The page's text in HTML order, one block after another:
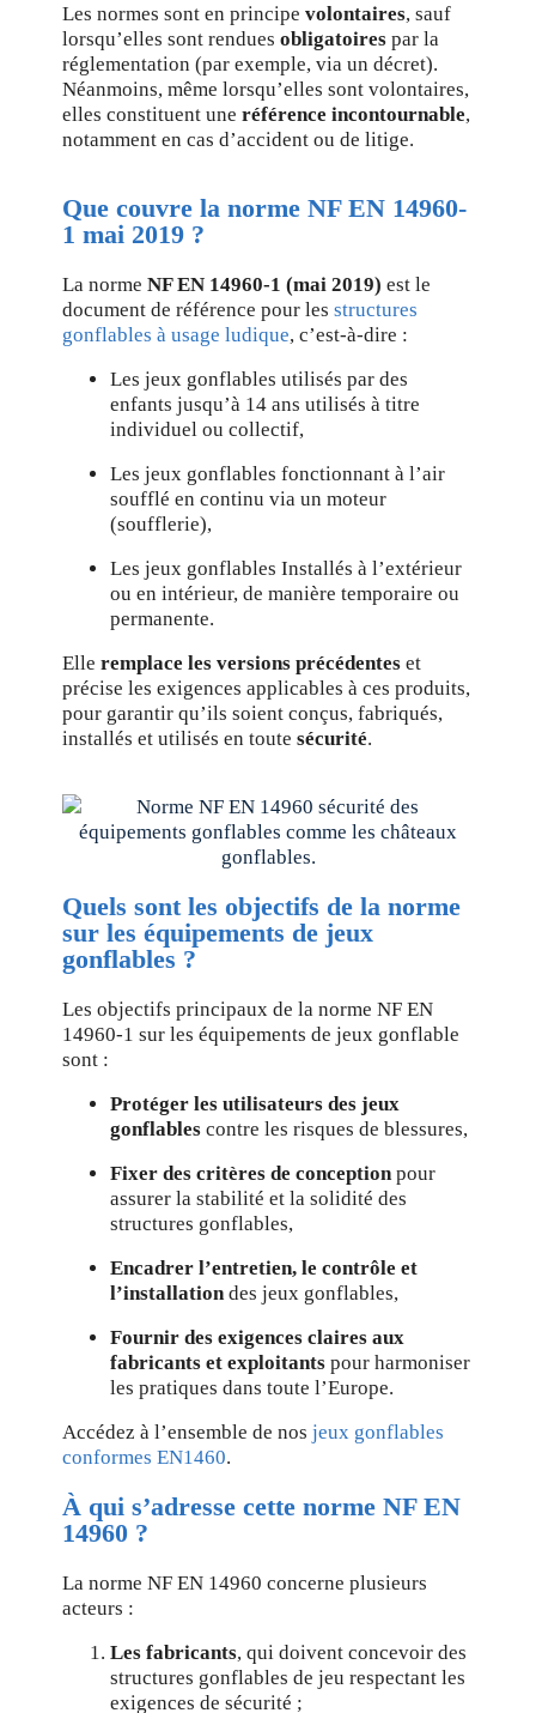
Les normes sont en principevolontaires, sauf
lorsqu’elles sont renduesobligatoires par la
réglementation (par exemple, via un décret).
Néanmoins, même lorsqu’elles sont volontaires,
elles constituent uneréférence incontournable,
notamment en cas d’accident ou de litige.
Que couvre la norme NF EN 14960-
1 mai 2019 ?
La normeNF EN 14960-1 (mai 2019) est le
document de référence pour lesstructures
gonflables à usage ludique, c’est-à-dire :
Les jeux gonflables utilisés par des
enfants jusqu’à 14 ans utilisés à titre
individuel ou collectif,
Les jeux gonflables fonctionnant à l’air
soufflé en continu via un moteur
(soufflerie),
Les jeux gonflables Installés à l’extérieur
ou en intérieur, de manière temporaire ou
permanente.
Elleremplace les versions précédentes et
précise les exigences applicables à ces produits,
pour garantir qu’ils soient conçus, fabriqués,
installés et utilisés en toutesécurité.
Quels sont les objectifs de la norme
sur les équipements de jeux
gonflables ?
Les objectifs principaux de la norme NF EN
14960-1 sur les équipements de jeux gonflable
sont :
Protéger les utilisateurs des jeux
gonflables contre les risques de blessures,
Fixer des critères de conception pour
assurer la stabilité et la solidité des
structures gonflables,
Encadrer l’entretien, le contrôle et
l’installation des jeux gonflables,
Fournir des exigences claires aux
fabricants et exploitants pour harmoniser
les pratiques dans toute l’Europe.
Accédez à l’ensemble de nosjeux gonflables
conformes EN1460.
À qui s’adresse cette norme NF EN
14960 ?
La norme NF EN 14960 concerne plusieurs
acteurs :
Les fabricants, qui doivent concevoir des
structures gonflables de jeu respectant les
exigences de sécurité ;